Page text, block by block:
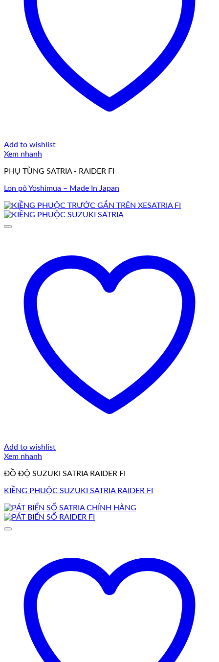
Add to wishlist
Xem nhanh
PHỤ TÙNG SATRIA - RAIDER FI
Lon pô Yoshimua – Made In Japan
Add to wishlist
Xem nhanh
ĐỒ ĐỘ SUZUKI SATRIA RAIDER FI
KIỀNG PHUỘC SUZUKI SATRIA RAIDER FI